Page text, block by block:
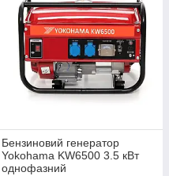
Бензиновий генератор
Yokohama KW6500 3.5 кВт
однофазний